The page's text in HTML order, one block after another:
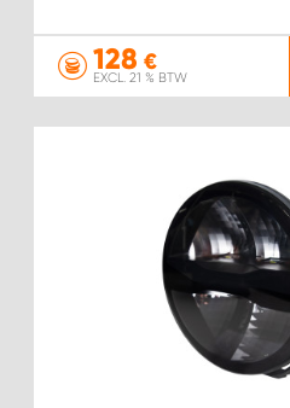
128 €
EXCL. 21 % BTW